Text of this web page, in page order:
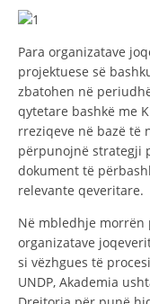
Para organizatave
projektuese së
zbatohen në
qytetare bashkë me
rreziqeve në bazë të
përpunojnë strategji
dokument të
relevante qeveritare.
Në mbledhje morrën
organizatave
si vëzhgues të
UNDP, Akademia